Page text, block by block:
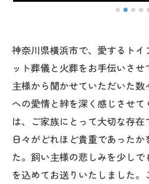
神奈川県横浜市で、愛するト
ット葬儀と火葬をお手伝いさ
主様から聞かせていただいた
への愛情と絆を深く感じさせ
は、ご家族にとって大切な存
日々がどれほど貴重であった
た。飼い主様の悲しみを少し
を込めてお送りいたしました